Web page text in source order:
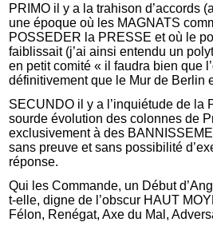
PRIMO il y a la trahison d’accords
une époque où les MAGNATS
POSSEDER la PRESSE et où le
faiblissait (j’ai ainsi entendu un
en petit comité « il faudra bien que
définitivement que le Mur de Berlin
SECUNDO il y a l’inquiétude de la
sourde évolution des colonnes de
exclusivement à des
sans preuve et sans possibilité
réponse.
Qui les Commande, un Début
t-elle, digne de l’obscur HAUT
Félon, Renégat, Axe du Mal,